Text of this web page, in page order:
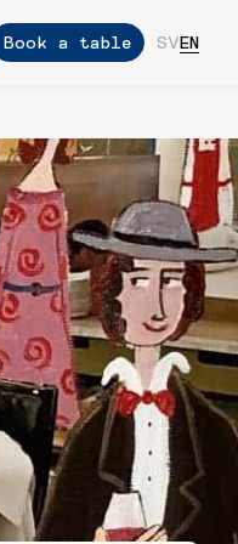
Book a table SVEN